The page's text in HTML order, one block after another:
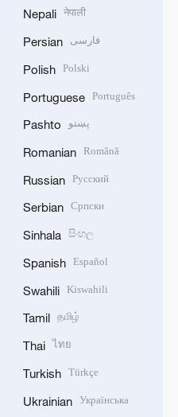
Nepali नेपाली
Persian فارسی
Polish Polski
Portuguese Português
Pashto پښتو
Romanian Română
Russian Русский
Serbian Српски
Sinhala සිංහල
Spanish Español
Swahili Kiswahili
Tamil தமிழ்
Thai ไทย
Turkish Türkçe
Ukrainian Українська